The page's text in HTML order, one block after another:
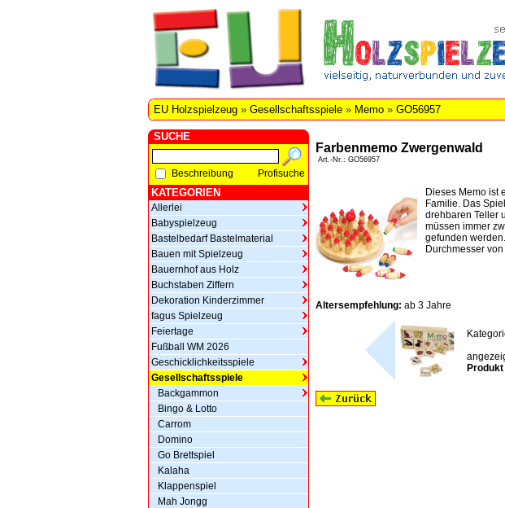
EU Holzspielzeug » Gesellschaftsspiele» Memo» GO56957
SUCHE
Beschreibung Profisuche
KATEGORIEN
Allerlei
Babyspielzeug
Bastelbedarf Bastelmaterial
Bauen mit Spielzeug
Bauernhof aus Holz
Buchstaben Ziffern
Dekoration Kinderzimmer
fagus Spielzeug
Feiertage
Fußball WM 2026
Geschicklichkeitsspiele
Gesellschaftsspiele
Backgammon
Bingo & Lotto
Carrom
Domino
Go Brettspiel
Kalaha
Klappenspiel
Mah Jongg
Farbenmemo Zwergenwald
Art.-Nr.: GO56957
Dieses Memo ist
Familie. Das
drehbaren Teller
müssen immer
gefunden
Durchmesser
Altersempfehlung: ab 3 Jahre